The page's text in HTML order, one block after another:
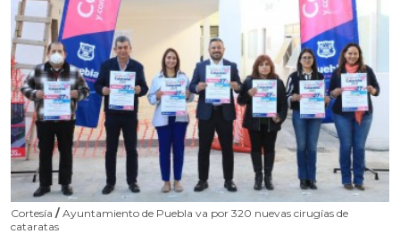
Cortesía / Ayuntamiento de Puebla va por 320 nuevas cirugías de
cataratas